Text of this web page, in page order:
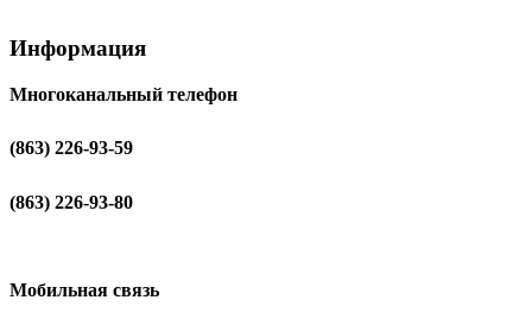
Информация
Многоканальный телефон
(863) 226-93-59
(863) 226-93-80
Мобильная связь